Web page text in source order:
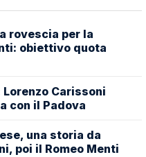
rovescia per la
obiettivo quota
Carissoni
con il Padova
una storia da
poi il Romeo Menti